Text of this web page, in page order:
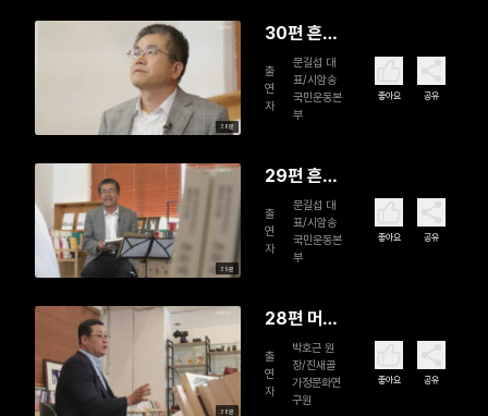
38분
30편 흔들
릴 때마
다 시를 외
웠다(2)
출
연
자
문길섭 대
표/시암송
국민운동본
부
좋아요 공유
39분
29편 흔들
릴 때마
다 시를 외
웠다(1)
출
연
자
문길섭 대
표/시암송
국민운동본
부
좋아요 공유
38분
28편 머
리 아픈 남
편 가슴 아
픈 아내(2)
출
연
자
박호근 원
장/진새골
가정문화연
구원
좋아요 공유